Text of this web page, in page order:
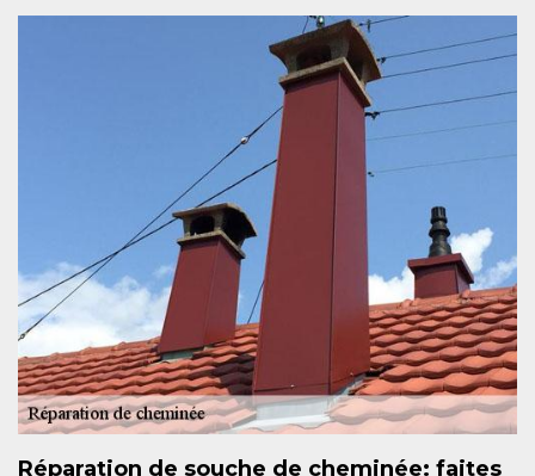
Réparation de souche de cheminée: faites